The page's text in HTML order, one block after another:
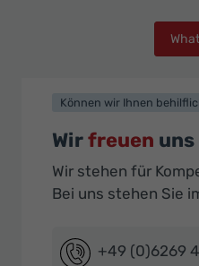
Können wir Ihnen
Wirfreuen uns
Wir stehen für
Bei uns stehen Sie
+49 (0)6269